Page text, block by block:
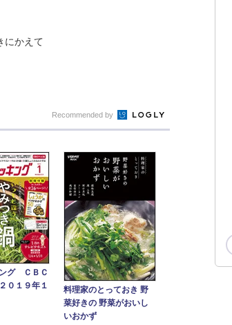
にかえて
Recommended by
グ ＣＢＣ
０１９年１
料理家のとっておき 野
菜好きの 野菜がおいし
いおかず